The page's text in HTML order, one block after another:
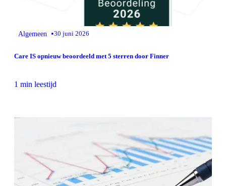
Algemeen •30 juni 2026
Care IS opnieuw beoordeeld met 5 sterren door Finner
1 min leestijd